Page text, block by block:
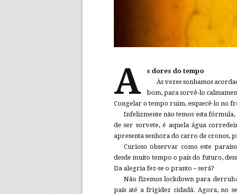
A
s dores do tempo
Às vezes sonhamos
bom, para sorvê-lo
Congelar o tempo ruim, esquecê-lo no
Infelizmente não temos esta
de ser sorvete, é aquela água
apresenta senhora do carro de cronos,
Curioso observar como este
desde muito tempo o país do futuro,
Da alegria fez-se o pranto – será?
Não fizemos lockdown para
país até a frigidez cidadã. Agora, no